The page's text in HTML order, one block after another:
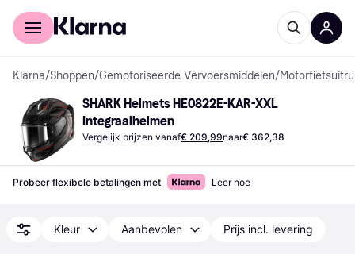
Voor shoppers
Klarna/Shoppen/Gemotoriseerde Vervoersmiddelen/
SHARK Helmets HE0822E-KAR-XXL
Integraalhelmen
Vergelijk prijzen vanaf€ 209,99naar€ 362,38
Probeer flexibele betalingen met Leer hoe
Kleur Aanbevolen Prijs incl. levering